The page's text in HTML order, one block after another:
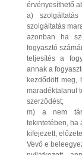
érvényesíthető
a)
szolgáltatás
azonban ha
fogyasztó
teljesítés a
annak a
kezdődött
maradéktalanul
szerződést;
m) a nem
tekintetében, ha
kifejezett,
Vevő e